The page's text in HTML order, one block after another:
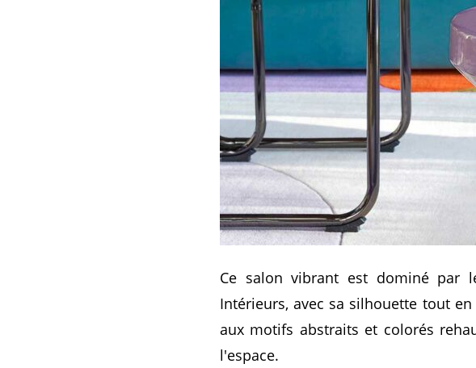
Ce salon vibrant est dominé par
Intérieurs, avec sa silhouette tout
aux motifs abstraits et colorés
l'espace.